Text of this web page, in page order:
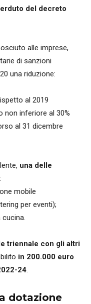
del decreto
alle imprese,
di sanzioni
una riduzione:
al 2019
non inferiore al 30%
al 31 dicembre
una delle
mobile
per eventi);
cucina.
triennale con gli altri
in 200.000 euro
24.
dotazione